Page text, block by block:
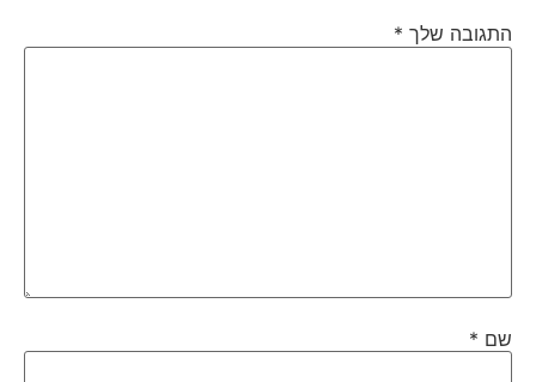
התגובה שלך*
שם*